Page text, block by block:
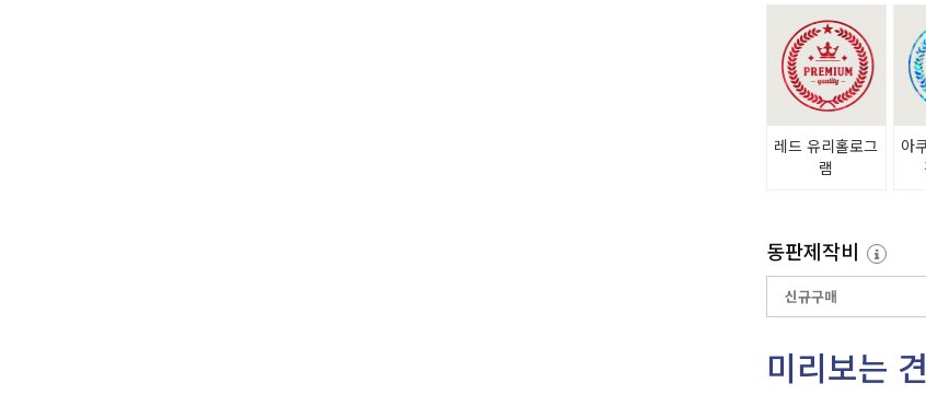
레드 유리홀로그
램
아
동판제작비
미리보는